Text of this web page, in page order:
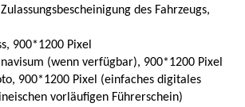
des Fahrzeugs,
900*1200 Pixel
(wenn verfügbar), 900*1200 Pixel
900*1200 Pixel (einfaches digitales
vorläufigen Führerschein)